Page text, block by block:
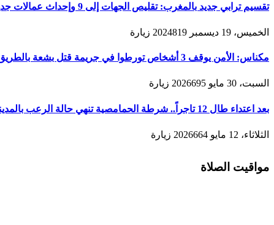
تقسيم ترابي جديد بالمغرب: تقليص الجهات إلى 9 وإحداث عمالات جديدة لتعزيز الحكامة والتنمية
الخميس، 19 ديسمبر 2024 819 زيارة
مكناس: الأمن يوقف 3 أشخاص تورطوا في جريمة قتل بشعة بالطريق المؤدية لمدينة زرهون
السبت، 30 مايو 2026 695 زيارة
بعد اعتداء طال 12 تاجراً.. شرطة الحمامصية تنهي حالة الرعب بالمدينة القديمة لمكناس
الثلاثاء، 12 مايو 2026 664 زيارة
مواقيت الصلاة